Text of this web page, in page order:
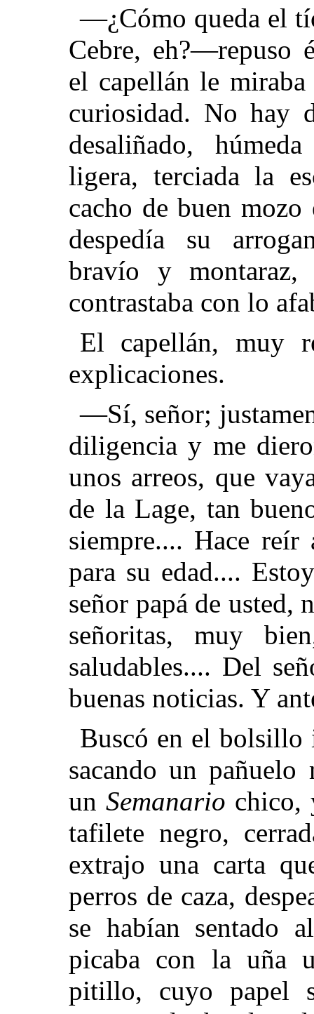
—¿Cómo queda el
Cebre, eh?—repuso
el capellán le
curiosidad. No hay
desaliñado,
ligera, terciada la
cacho de buen
despedía su
bravío y
contrastaba con lo
El capellán, muy
explicaciones.
—Sí, señor;
diligencia y me
unos arreos, que
de la Lage, tan
siempre.... Hace reír
para su edad....
señor papá de usted,
señoritas, muy
saludables.... Del
buenas noticias. Y
Buscó en el
sacando un
un Semanario chico,
tafilete negro,
extrajo una carta
perros de caza,
se habían sentado
picaba con la uña
pitillo, cuyo papel